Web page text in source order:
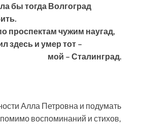
бы тогда Волгоград
проспектам чужим наугад,
здесь и умер тот –
– Сталинград.
Алла Петровна и подумать
помимо воспоминаний и стихов,